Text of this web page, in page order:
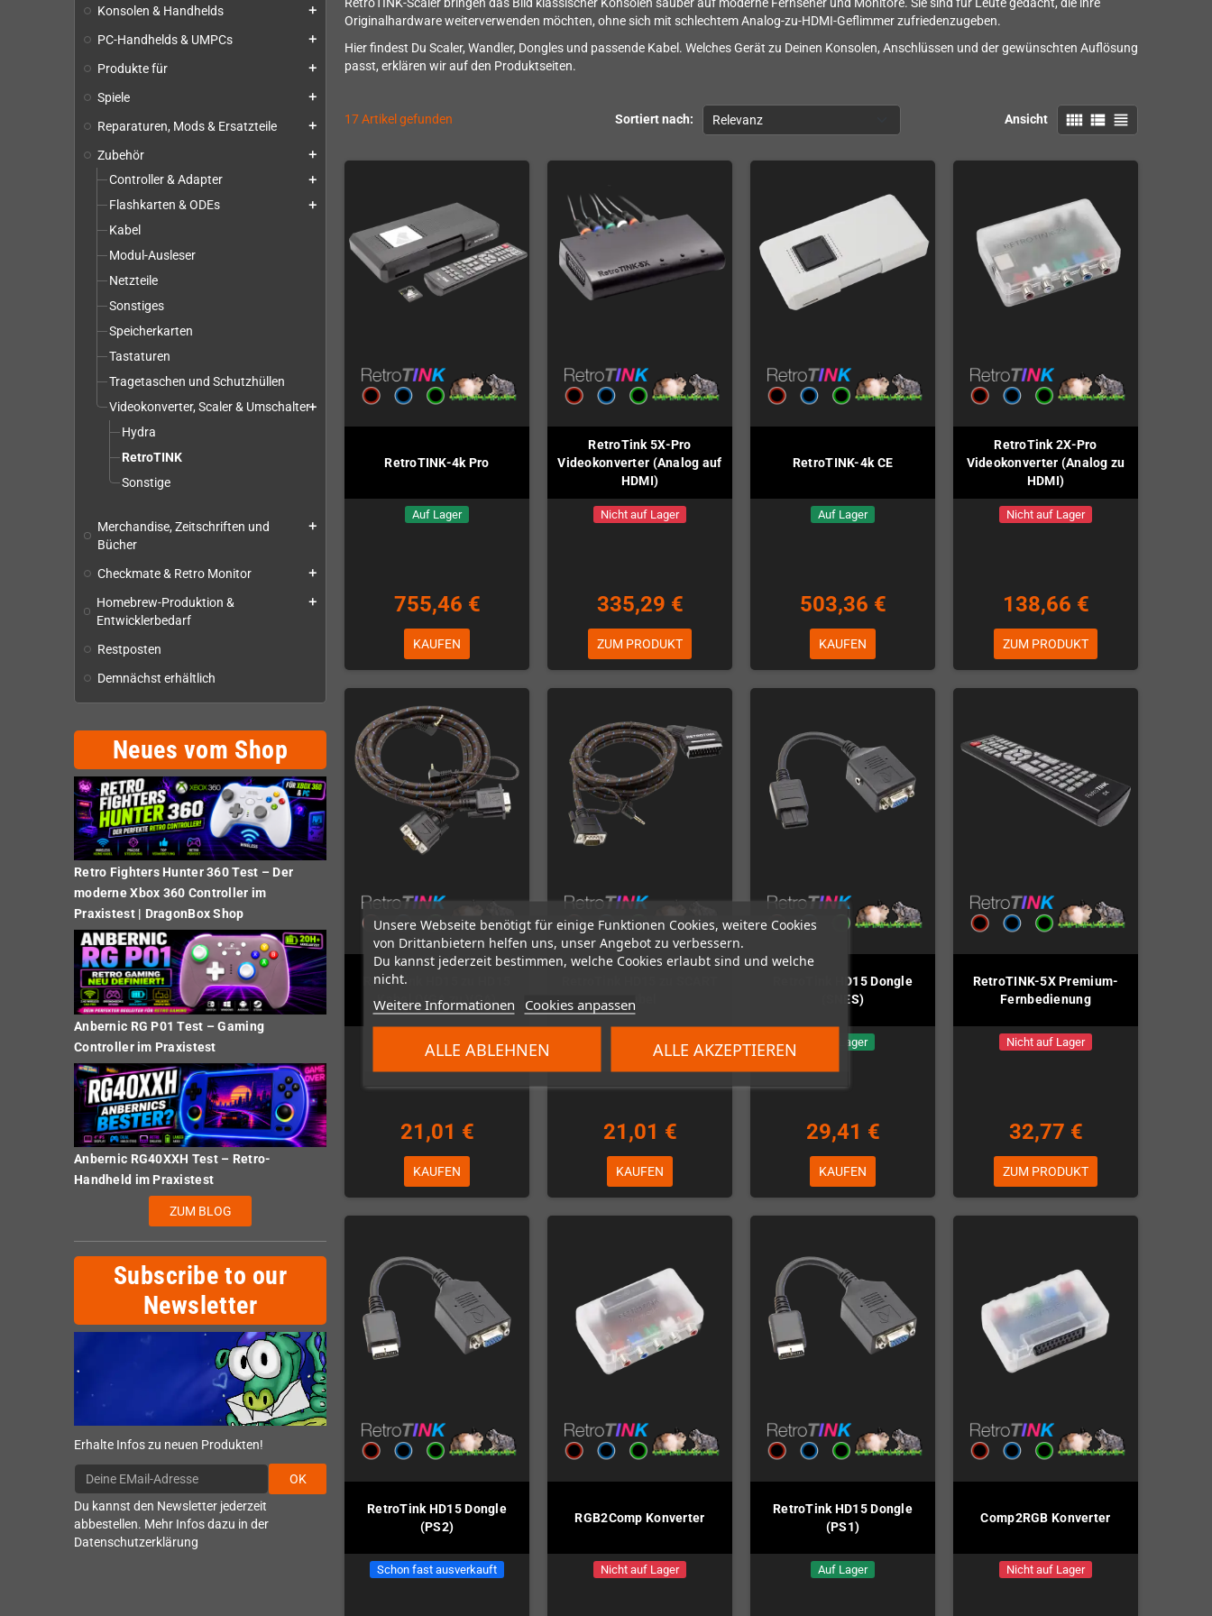
Unsere Webseite benötigt für einige Funktionen Cookies, weitere Cookies
von Drittanbietern helfen uns, unser Angebot zu verbessern.
Du kannst jederzeit bestimmen, welche Cookies erlaubt sind und welche
nicht.
Weitere Informationen Cookies anpassen
ALLE ABLEHNEN ALLE AKZEPTIEREN
Konsolen & Handhelds add
PC-Handhelds & UMPCs add
Produkte für add
Spiele add
Reparaturen, Mods & Ersatzteile add
Zubehör add
Controller & Adapter add
Flashkarten & ODEs add
Kabel
Modul-Ausleser
Netzteile
Sonstiges
Speicherkarten
Tastaturen
Tragetaschen und Schutzhüllen
Videokonverter, Scaler & Umschalteradd
Hydra
RetroTINK
Sonstige
Merchandise, Zeitschriften und
Bücher
add
Checkmate & Retro Monitor add
Homebrew-Produktion &
Entwicklerbedarf
add
Restposten
Demnächst erhältlich
Neues vom Shop
Retro Fighters Hunter 360 Test – Der
moderne Xbox 360 Controller im
Praxistest | DragonBox Shop
Anbernic RG P01 Test – Gaming
Controller im Praxistest
Anbernic RG40XXH Test – Retro-
Handheld im Praxistest
ZUM BLOG
Subscribe to our
Newsletter
Erhalte Infos zu neuen Produkten!
OK
Du kannst den Newsletter jederzeit
abbestellen. Mehr Infos dazu in der
Datenschutzerklärung
RetroTINK-Scaler bringen das Bild klassischer Konsolen sauber auf moderne Fernseher und Monitore. Sie sind für Leute gedacht, die ihre
Originalhardware weiterverwenden möchten, ohne sich mit schlechtem Analog-zu-HDMI-Geflimmer zufriedenzugeben.
Hier findest Du Scaler, Wandler, Dongles und passende Kabel. Welches Gerät zu Deinen Konsolen, Anschlüssen und der gewünschten Auflösung
passt, erklären wir auf den Produktseiten.
Sortiert nach: Relevanz Ansicht view_comfy view_list view_headline
17 Artikel gefunden
RetroTINK-4k Pro
Auf Lager
755,46 €
KAUFEN
RetroTink 5X-Pro
Videokonverter (Analog auf
HDMI)
Nicht auf Lager
335,29 €
ZUM PRODUKT
RetroTINK-4k CE
Auf Lager
503,36 €
KAUFEN
RetroTink 2X-Pro
Videokonverter (Analog zu
HDMI)
Nicht auf Lager
138,66 €
ZUM PRODUKT
RetroTink HD15 zu HD15
Kabel (VGA zu VGA)
Auf Lager
21,01 €
KAUFEN
Auf Lager
21,01 €
KAUFEN
RetroTink HD15 Dongle
(SNES)
Auf Lager
29,41 €
KAUFEN
RetroTINK-5X Premium-
Fernbedienung
Nicht auf Lager
32,77 €
ZUM PRODUKT
RetroTink HD15 Dongle
(PS2)
Schon fast ausverkauft
RGB2Comp Konverter
Nicht auf Lager
RetroTink HD15 Dongle
(PS1)
Auf Lager
Comp2RGB Konverter
Nicht auf Lager